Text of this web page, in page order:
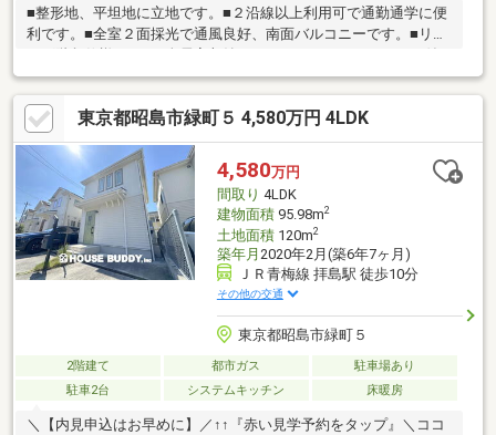
■整形地、平坦地に立地です。■２沿線以上利用可で通勤通学に便
利です。■全室２面採光で通風良好、南面バルコニーです。■リビ
でスッキリ暮らせます。■対面式キッチン、カウンターキッチン
で使いやすいです。■浴室乾燥機、浴室に窓付でバスタイムを快
適に過ごせます。■宅配ボックスがあり便利です。■オール電化で
地球にやさしいエコ生活。■ＴＶモニタ付インターホンで安心で
す。■牛浜駅から徒歩9分で通勤通学にはとても便利です。
■LDK15畳以上。■ユニバーサルデザインです。資金計画、住宅ロ
ーン等についてもお気軽にご相談ください。
東京都昭島市緑町５ 4,580万円 4LDK
4,580万円
間取り 4LDK
建物面積95.98m2
土地面積120m2
築年月 2020年2月(築6年7ヶ月)
ＪＲ青梅線 拝島駅 徒歩10分
その他の交通
東京都昭島市緑町５
2階建て 都市ガス
駐車場あり
駐車2台
システムキッチン 床暖房
＼【内見申込はお早めに】／↑↑『赤い見学予約をタップ』＼ココ